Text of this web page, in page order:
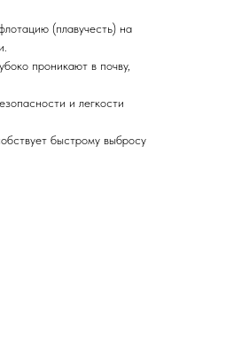
(плавучесть) на
проникают в почву,
и легкости
быстрому выбросу